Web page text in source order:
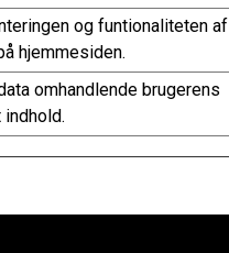
og funtionaliteten af
hjemmesiden.
omhandlende brugerens